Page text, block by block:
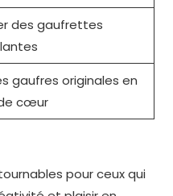
des gaufrettes
gaufres originales en
cœur
pour ceux qui